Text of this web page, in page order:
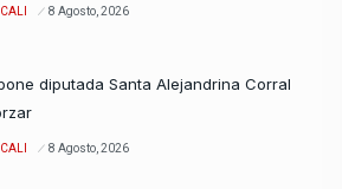
8 Agosto, 2026
diputada Santa Alejandrina Corral
8 Agosto, 2026